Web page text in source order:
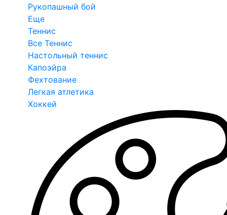
Рукопашный бой
Еще
Теннис
Все Теннис
Настольный теннис
Капоэйра
Фехтование
Легкая атлетика
Хоккей